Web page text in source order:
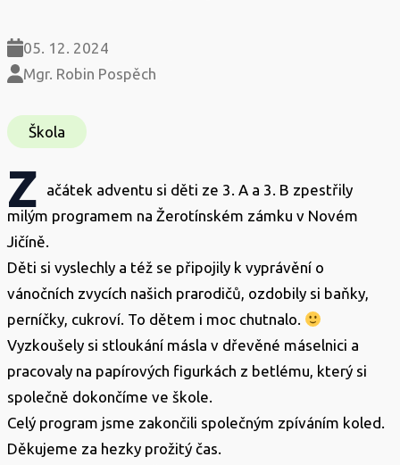
05. 12. 2024
Mgr. Robin Pospěch
Škola
Z
ačátek adventu si děti ze 3. A a 3. B zpestřily
milým programem na Žerotínském zámku v Novém
Jičíně.
Děti si vyslechly a též se připojily k vyprávění o
vánočních zvycích našich prarodičů, ozdobily si baňky,
perníčky, cukroví. To dětem i moc chutnalo.
Vyzkoušely si stloukání másla v dřevěné máselnici a
pracovaly na papírových figurkách z betlému, který si
společně dokončíme ve škole.
Celý program jsme zakončili společným zpíváním koled.
Děkujeme za hezky prožitý čas.